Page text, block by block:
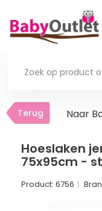
Terug
Thuis
Terug Naar
Hoeslaken
75x95cm -
Product: 6756